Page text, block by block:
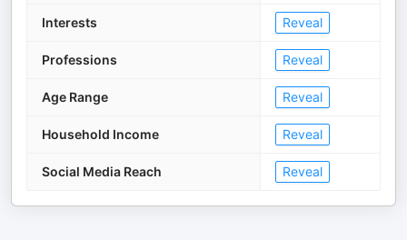
Interests Reveal
Professions Reveal
Age Range Reveal
Household Income Reveal
Social Media Reach Reveal